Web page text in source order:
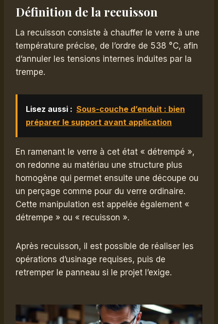
Définition de la recuisson
La recuisson consiste à chauffer le verre à une
température précise, de l’ordre de 538 °C, afin
d’annuler les tensions internes induites par la
trempe.
Lisez aussi : Sous-couche d’enduit : bien
préparer le support avant application
En ramenant le verre à cet état « détrempé »,
on redonne au matériau une structure plus
homogène qui permet ensuite une découpe ou
un perçage comme pour du verre ordinaire.
Cette manipulation est appelée également «
détrempe » ou « recuisson ».
Après recuisson, il est possible de réaliser les
opérations d’usinage requises, puis de
retremper le panneau si le projet l’exige.